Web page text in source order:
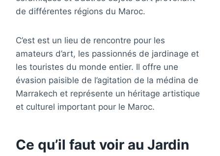
de différentes régions du Maroc.
C’est est un lieu de rencontre pour les
amateurs d’art, les passionnés de jardinage et
les touristes du monde entier. Il offre une
évasion paisible de l’agitation de la médina de
Marrakech et représente un héritage artistique
et culturel important pour le Maroc.
Ce qu’il faut voir au Jardin